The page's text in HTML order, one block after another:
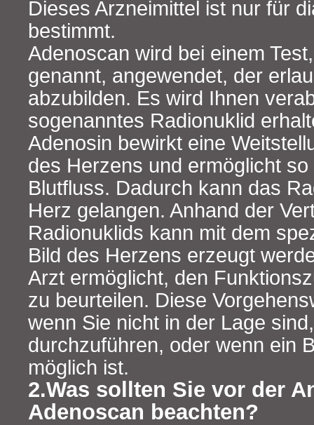
Dieses Arzneimittel ist nur für
bestimmt.
Adenoscan wird bei einem
genannt, angewendet, der
abzubilden. Es wird Ihnen
sogenanntes Radionuklid
Adenosin bewirkt eine
des Herzens und ermöglicht
Blutfluss. Dadurch kann das
Herz gelangen. Anhand der
Radionuklids kann mit dem
Bild des Herzens erzeugt
Arzt ermöglicht, den
zu beurteilen. Diese
wenn Sie nicht in der Lage
durchzuführen, oder wenn ein
möglich ist.
2.Was sollten Sie vor der
Adenoscan beachten?